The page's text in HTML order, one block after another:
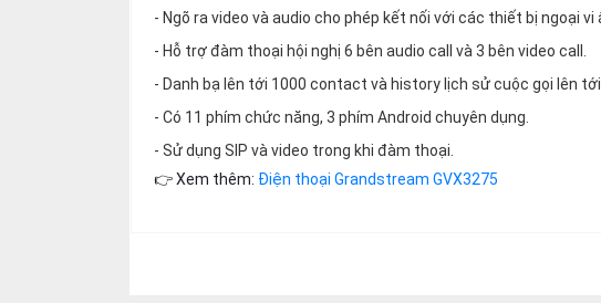
- Ngõ ra video và audio cho phép kết nối với các thiết bị ngoại vi
- Hỗ trợ đàm thoại hội nghị 6 bên audio call và 3 bên video call.
- Danh bạ lên tới 1000 contact và history lịch sử cuộc gọi lên tới
- Có 11 phím chức năng, 3 phím Android chuyên dụng.
- Sử dụng SIP và video trong khi đàm thoại.
👉 Xem thêm: Điện thoại Grandstream GVX3275